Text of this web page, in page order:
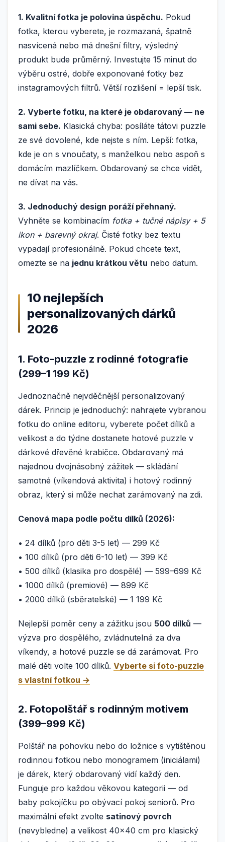
1. Kvalitní fotka je polovina úspěchu. Pokud
fotka, kterou vyberete, je rozmazaná, špatně
nasvícená nebo má dnešní filtry, výsledný
produkt bude průměrný. Investujte 15 minut do
výběru ostré, dobře exponované fotky bez
instagramových filtrů. Větší rozlišení = lepší tisk.
2. Vyberte fotku, na které je obdarovaný — ne
sami sebe. Klasická chyba: posíláte tátovi puzzle
ze své dovolené, kde nejste s ním. Lepší: fotka,
kde je on s vnoučaty, s manželkou nebo aspoň s
domácím mazlíčkem. Obdarovaný se chce vidět,
ne dívat na vás.
3. Jednoduchý design poráží přehnaný.
Vyhněte se kombinacím fotka + tučné nápisy + 5
ikon + barevný okraj. Čisté fotky bez textu
vypadají profesionálně. Pokud chcete text,
omezte se na jednu krátkou větu nebo datum.
10 nejlepších
personalizovaných dárků
2026
1. Foto-puzzle z rodinné fotografie
(299–1 199 Kč)
Jednoznačně nejvděčnější personalizovaný
dárek. Princip je jednoduchý: nahrajete vybranou
fotku do online editoru, vyberete počet dílků a
velikost a do týdne dostanete hotové puzzle v
dárkové dřevěné krabičce. Obdarovaný má
najednou dvojnásobný zážitek — skládání
samotné (víkendová aktivita) i hotový rodinný
obraz, který si může nechat zarámovaný na zdi.
Cenová mapa podle počtu dílků (2026):
• 24 dílků (pro děti 3-5 let) — 299 Kč
• 100 dílků (pro děti 6-10 let) — 399 Kč
• 500 dílků (klasika pro dospělé) — 599–699 Kč
• 1000 dílků (premiové) — 899 Kč
• 2000 dílků (sběratelské) — 1 199 Kč
Nejlepší poměr ceny a zážitku jsou 500 dílků —
výzva pro dospělého, zvládnutelná za dva
víkendy, a hotové puzzle se dá zarámovat. Pro
malé děti volte 100 dílků. Vyberte si foto-puzzle
s vlastní fotkou →
2. Fotopolštář s rodinným motivem
(399–999 Kč)
Polštář na pohovku nebo do ložnice s vytištěnou
rodinnou fotkou nebo monogramem (iniciálami)
je dárek, který obdarovaný vidí každý den.
Funguje pro každou věkovou kategorii — od
baby pokojíčku po obývací pokoj seniorů. Pro
maximální efekt zvolte satinový povrch
(nevybledne) a velikost 40×40 cm pro klasický